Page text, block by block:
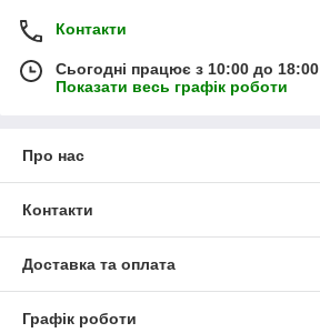
Контакти
Сьогодні працює з 10:00 до 18:00
Показати весь графік роботи
Про нас
Контакти
Доставка та оплата
Графік роботи